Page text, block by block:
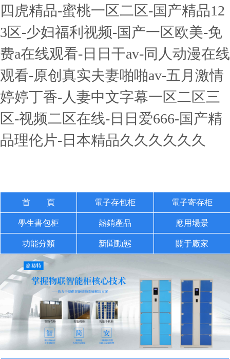
四虎精品-蜜桃一区二区-国产精品12
3区-少妇福利视频-国产一区欧美-免
费a在线观看-日日干av-同人动漫在线
观看-原创真实夫妻啪啪av-五月激情
婷婷丁香-人妻中文字幕一区二区三
区-视频二区在线-日日爱666-国产精
品理伦片-日本精品久久久久久久
首 頁 電子存包柜 電子寄存柜
學生書包柜 熱銷產品 應用場景
功能分類 新聞動態 關于廠家